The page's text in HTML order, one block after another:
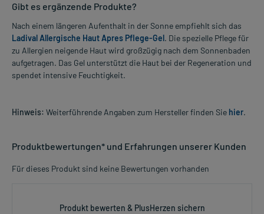
Gibt es ergänzende Produkte?
Nach einem längeren Aufenthalt in der Sonne empfiehlt sich das
Ladival Allergische Haut Apres Pflege-Gel. Die spezielle Pflege für
zu Allergien neigende Haut wird großzügig nach dem Sonnenbaden
aufgetragen. Das Gel unterstützt die Haut bei der Regeneration und
spendet intensive Feuchtigkeit.
Hinweis: Weiterführende Angaben zum Hersteller finden Sie hier.
Produktbewertungen* und Erfahrungen unserer Kunden
Für dieses Produkt sind keine Bewertungen vorhanden
Produkt bewerten & PlusHerzen sichern